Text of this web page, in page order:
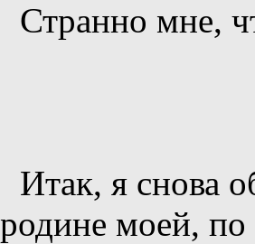
Странно мне,
Итак, я снова
родине моей, по